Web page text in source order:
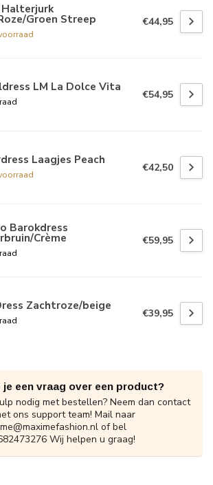
Halterjurk
Groen Streep €44,95
LM La Dolce Vita
€54,95
Laagjes Peach
€42,50
Barokdress
Crème €59,95
Zachtroze/beige
€39,95
je een vraag over een product?
nodig met bestellen? Neem dan contact
ons support team! Mail naar
of bel
Wij helpen u graag!